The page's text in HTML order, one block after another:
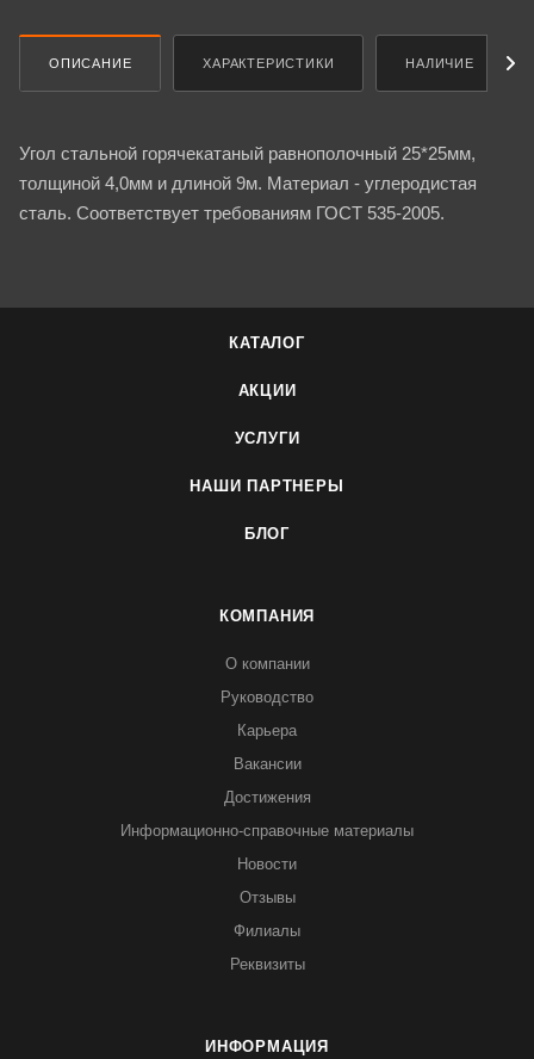
ОПИСАНИЕ ХАРАКТЕРИСТИКИ НАЛИЧИЕ
Угол стальной горячекатаный равнополочный 25*25мм,
толщиной 4,0мм и длиной 9м. Материал - углеродистая
сталь. Соответствует требованиям ГОСТ 535-2005.
КАТАЛОГ
АКЦИИ
УСЛУГИ
НАШИ ПАРТНЕРЫ
БЛОГ
КОМПАНИЯ
О компании
Руководство
Карьера
Вакансии
Достижения
Информационно-справочные материалы
Новости
Отзывы
Филиалы
Реквизиты
ИНФОРМАЦИЯ